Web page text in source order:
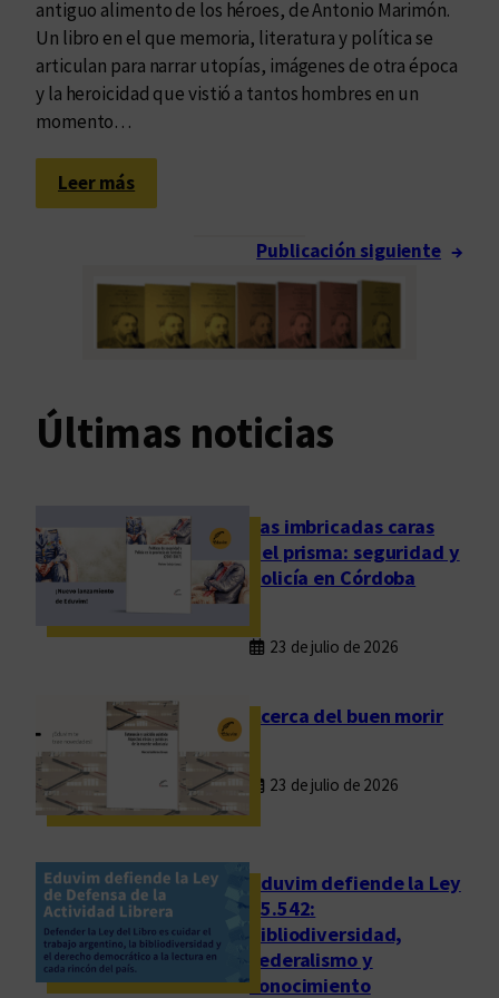
s
p
o
r
e
ñ
a
e
R
o
r
A
r
antiguo alimento de los héroes, de Antonio Marimón.
Un libro en el que memoria, literatura y política se
articulan para narrar utopías, imágenes de otra época
y la heroicidad que vistió a tantos hombres en un
momento…
Leer más:
E
s
u
e
e
c
u
t
i
m
s
ó
n
q
u
e
Publicación siguiente →
Últimas noticias
Las imbricadas caras
del prisma: seguridad y
policía en Córdoba
23 de julio de 2026
Acerca del buen morir
23 de julio de 2026
Eduvim defiende la Ley
25.542:
bibliodiversidad,
federalismo y
conocimiento